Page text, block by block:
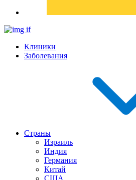
Клиники
Заболевания
Страны
Израиль
Индия
Германия
Китай
США